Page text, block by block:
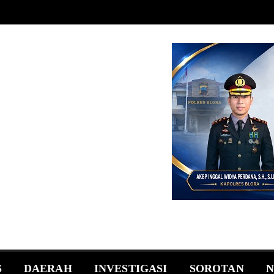
DAERAH INVESTIGASI SOROTAN